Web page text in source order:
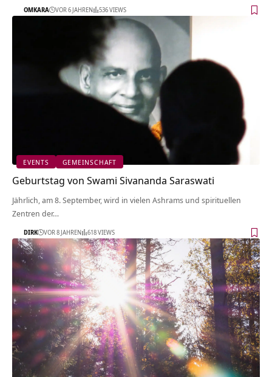
OMKARA VOR 6 JAHREN 536 VIEWS
EVENTS GEMEINSCHAFT
Geburtstag von Swami Sivananda Saraswati
Jährlich, am 8. September, wird in vielen Ashrams und spirituellen
Zentren der…
DIRK VOR 8 JAHREN 618 VIEWS